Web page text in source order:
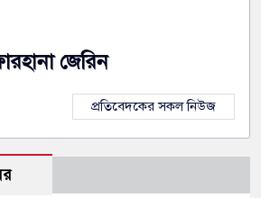
জেরিন
প্রতিবেদকের সকল নিউজ